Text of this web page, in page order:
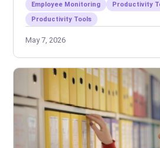
Employee Monitoring
Productivity
Productivity Tools
May 7, 2026